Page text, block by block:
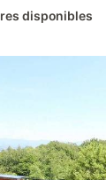
disponibles